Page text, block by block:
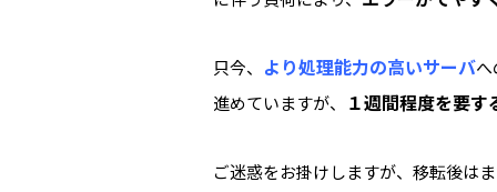
只今、 より処理能力の高いサーバへ
進めていますが、
１週間程度を要す
ご迷惑をお掛けしますが、移転後は